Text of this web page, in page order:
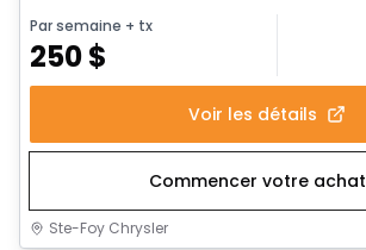
Par semaine + tx
250$
Voir les détails
Commencer votre achat
Ste-Foy Chrysler